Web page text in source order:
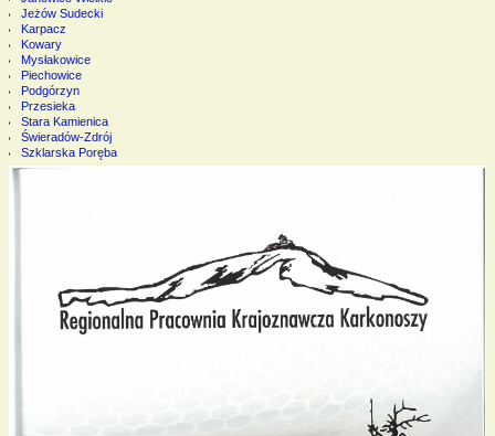
Jeżów Sudecki
Karpacz
Kowary
Mysłakowice
Piechowice
Podgórzyn
Przesieka
Stara Kamienica
Świeradów-Zdrój
Szklarska Poręba